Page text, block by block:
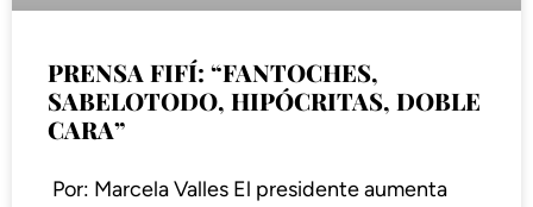
PRENSA FIFÍ: “FANTOCHES,
SABELOTODO, HIPÓCRITAS, DOBLE
CARA”
Por: Marcela Valles El presidente aumenta